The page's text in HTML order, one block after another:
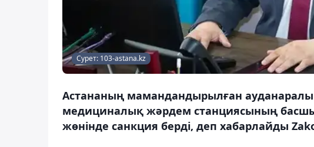
Сурет: 103-astana.kz
Астананың мамандандырылған
медициналық жәрдем станциясының
жөнінде санкция берді, деп хабарлайды